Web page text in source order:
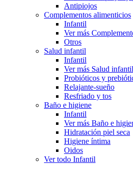
Antipiojos
Complementos alimenticios
Infantil
Ver más
Otros
Salud infantil
Infantil
Ver más Salud infantil
Probióticos y
Relajante-sueño
Resfriado y tos
Baño e higiene
Infantil
Ver más Baño e
Hidratación piel seca
Higiene íntima
Oidos
Ver todo Infantil